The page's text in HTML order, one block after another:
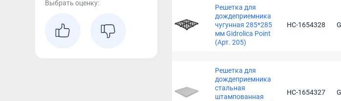
Выбрать оценку:
Решетка для
дождеприемника
чугунная 285*285
мм Gidrolica Point
(Арт. 205)
НС-1654328
Решетка для
дождеприемника
стальная
штампованная
НС-1654327